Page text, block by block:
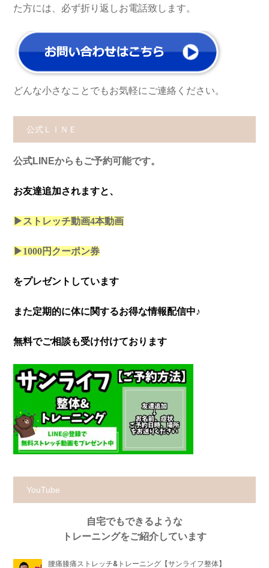
た方には、必ず折り返しお電話致します。
どんな小さなことでもお気軽にご連絡ください。
公式ＬＩＮＥ
公式LINEからもご予約可能です。
お友達追加されますと、
▶ストレッチ動画4本動画
▶1000円クーポン券
をプレゼントしています
また定期的に体に関するお得な情報配信中♪
無料でご相談も受け付けております
YouTube
自宅でもできるような
トレーニングをご紹介しています